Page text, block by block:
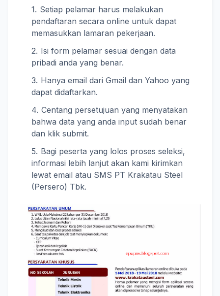
Setiap pelamar harus melakukan
pendaftaran secara online untuk dapat
memasukkan lamaran pekerjaan.
Isi form pelamar sesuai dengan data
pribadi anda yang benar.
Hanya email dari Gmail dan Yahoo yang
dapat didaftarkan.
Centang persetujuan yang menyatakan
bahwa data yang anda input sudah benar
dan klik submit.
Bagi peserta yang lolos proses seleksi,
informasi lebih lanjut akan kami kirimkan
lewat email atau SMS PT Krakatau Steel
(Persero) Tbk.